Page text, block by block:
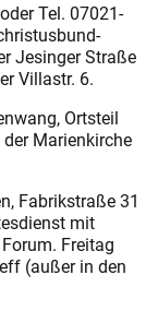
Tel. 07021-
Jesinger Straße
Villastr. 6.
Ortsteil
Marienkirche
Fabrikstraße 31
mit
Freitag
(außer in den